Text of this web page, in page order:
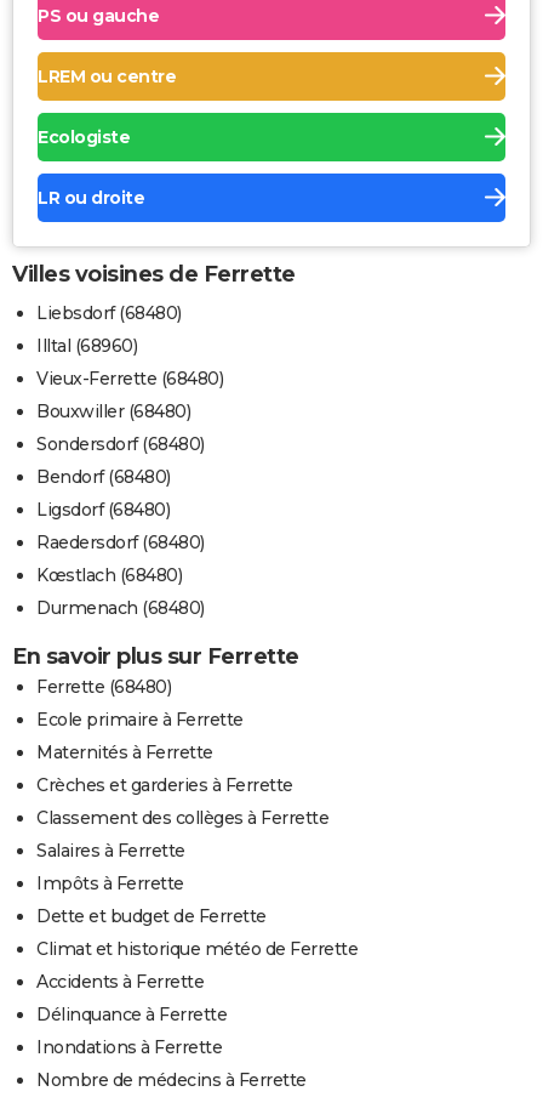
PS ou gauche
LREM ou centre
Ecologiste
LR ou droite
Villes voisines de Ferrette
Liebsdorf (68480)
Illtal (68960)
Vieux-Ferrette (68480)
Bouxwiller (68480)
Sondersdorf (68480)
Bendorf (68480)
Ligsdorf (68480)
Raedersdorf (68480)
Kœstlach (68480)
Durmenach (68480)
En savoir plus sur Ferrette
Ferrette (68480)
Ecole primaire à Ferrette
Maternités à Ferrette
Crèches et garderies à Ferrette
Classement des collèges à Ferrette
Salaires à Ferrette
Impôts à Ferrette
Dette et budget de Ferrette
Climat et historique météo de Ferrette
Accidents à Ferrette
Délinquance à Ferrette
Inondations à Ferrette
Nombre de médecins à Ferrette